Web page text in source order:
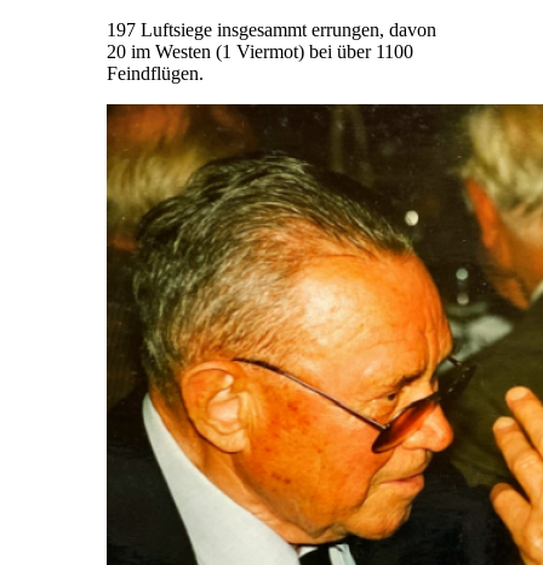
197 Luftsiege insgesammt errungen, davon
20 im Westen (1 Viermot) bei über 1100
Feindflügen.